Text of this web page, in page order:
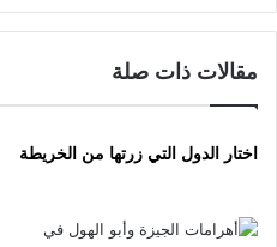
مقالات ذات صلة
اختار الدول التي زرتها من الخريطة